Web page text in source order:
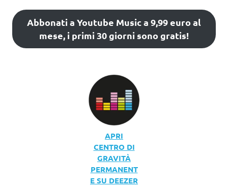
Abbonati a Youtube Music a 9,99 euro al
mese, i primi 30 giorni sono gratis!
APRI
CENTRO DI
GRAVITÀ
PERMANENT
E SU DEEZER